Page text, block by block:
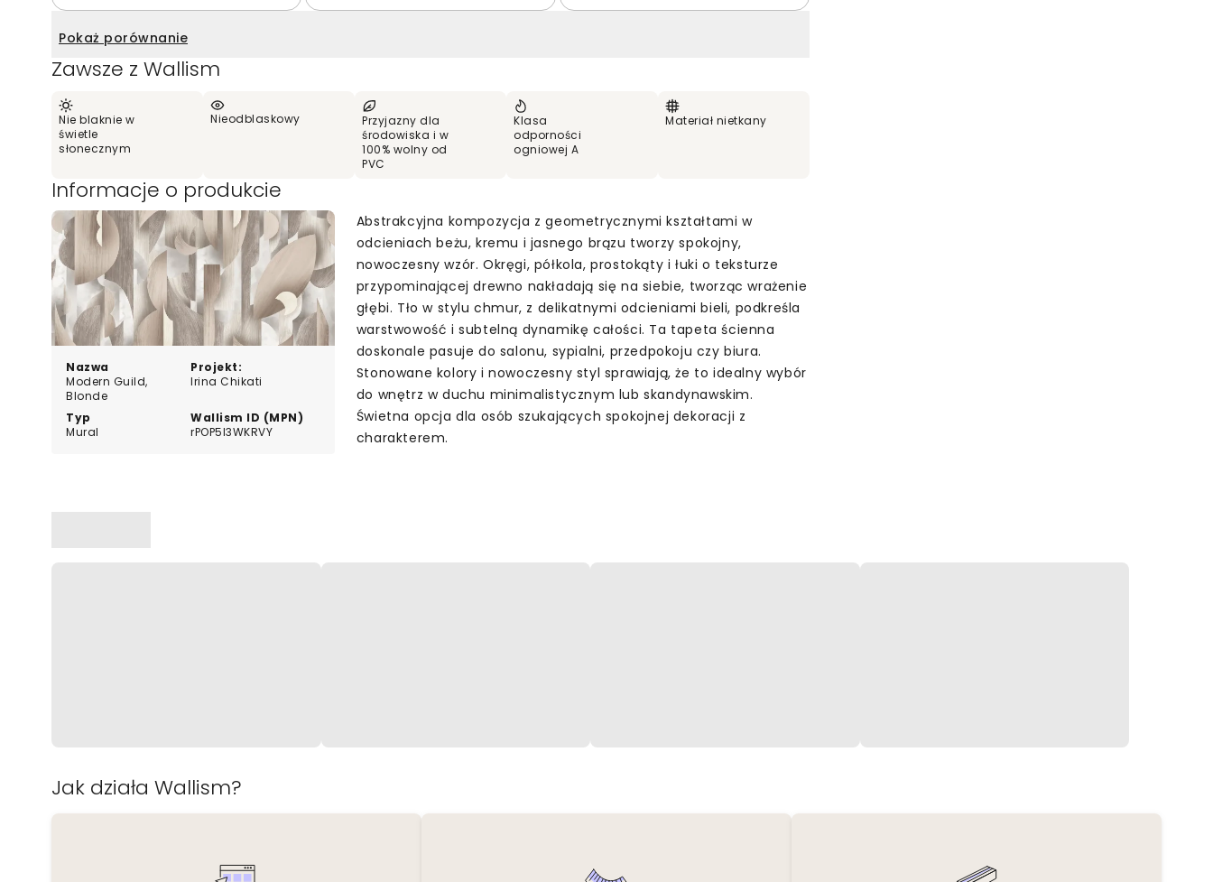
Pokaż porównanie
Zawsze z Wallism
Nie blaknie w
świetle
słonecznym
Nieodblaskowy
Przyjazny dla
środowiska i w
100% wolny od
PVC
Klasa
odporności
ogniowej A
Materiał nietkany
Informacje o produkcie
Nazwa
Modern Guild,
Blonde
Projekt:
Irina Chikati
Typ
Mural
Wallism ID (MPN)
rPOP5l3WKRVY
Abstrakcyjna kompozycja z geometrycznymi kształtami w
odcieniach beżu, kremu i jasnego brązu tworzy spokojny,
nowoczesny wzór. Okręgi, półkola, prostokąty i łuki o teksturze
przypominającej drewno nakładają się na siebie, tworząc wrażenie
głębi. Tło w stylu chmur, z delikatnymi odcieniami bieli, podkreśla
warstwowość i subtelną dynamikę całości. Ta tapeta ścienna
doskonale pasuje do salonu, sypialni, przedpokoju czy biura.
Stonowane kolory i nowoczesny styl sprawiają, że to idealny wybór
do wnętrz w duchu minimalistycznym lub skandynawskim.
Świetna opcja dla osób szukających spokojnej dekoracji z
charakterem.
Jak działa Wallism?